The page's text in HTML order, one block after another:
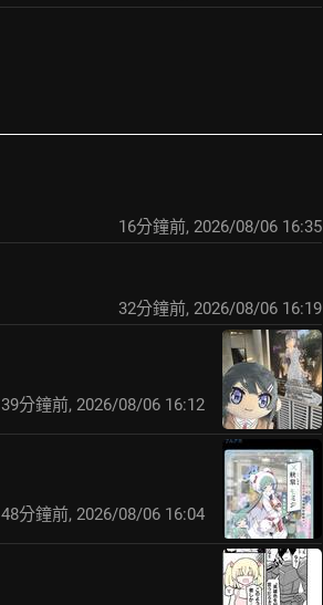
16分鐘前, 2026/08/06 16:35
32分鐘前, 2026/08/06 16:19
39分鐘前, 2026/08/06 16:12
48分鐘前, 2026/08/06 16:04